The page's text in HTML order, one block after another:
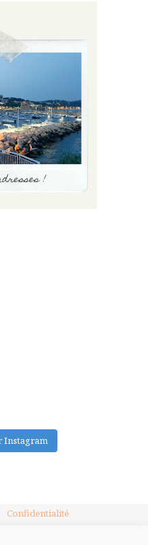
Instagram
Confidentialité